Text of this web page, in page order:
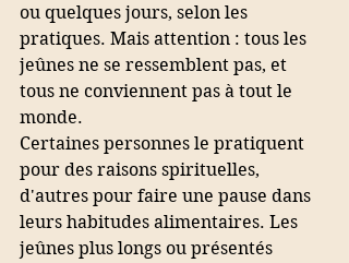
ou quelques jours, selon les
pratiques. Mais attention : tous les
jeûnes ne se ressemblent pas, et
tous ne conviennent pas à tout le
monde.
Certaines personnes le pratiquent
pour des raisons spirituelles,
d'autres pour faire une pause dans
leurs habitudes alimentaires. Les
jeûnes plus longs ou présentés